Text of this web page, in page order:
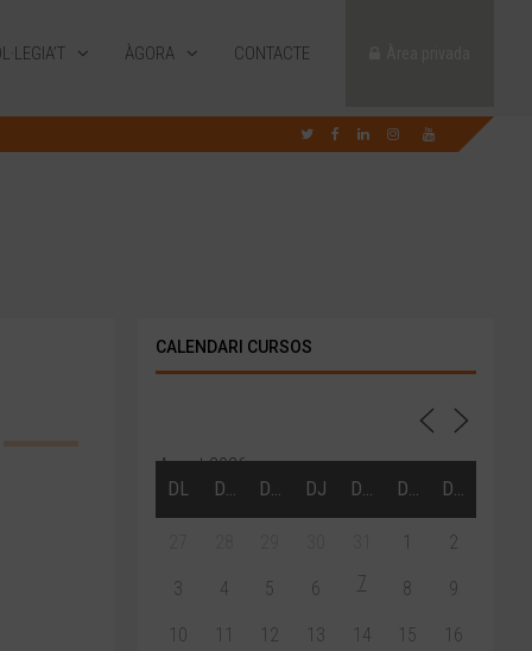
ÀGORA CONTACTE
CALENDARI CURSOS
Agost 2026
DL
DT DC DJ DV DS DG
1 2
3 4 5 6 7 8 9
10 11 12 13 14 15 16